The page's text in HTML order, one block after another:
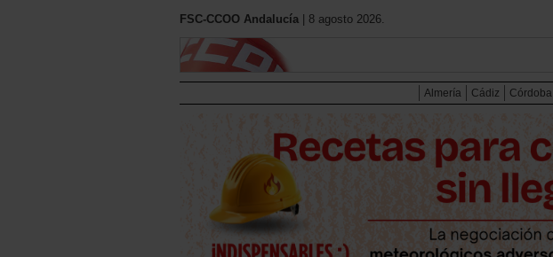
FSC-CCOO Andalucía | 8 agosto 2026.
Almería Cádiz Córdoba